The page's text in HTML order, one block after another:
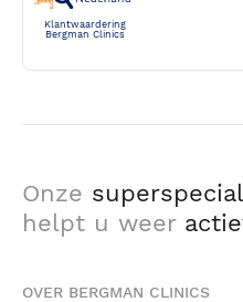
Klantwaardering
Bergman Clinics
Onze
helpt u weer
OVER BERGMAN CLINICS